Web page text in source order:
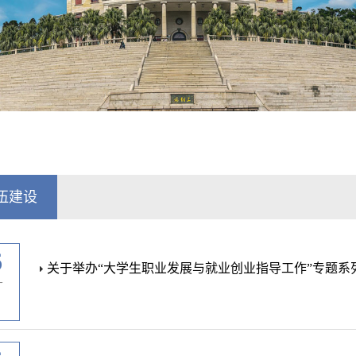
建设
关于举办“大学生职业发展与就业创业指导工作”专题系